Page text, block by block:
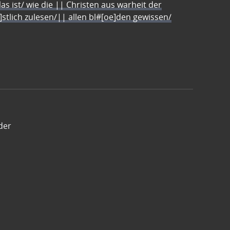
ist/ wie die || Christen aus warheit der
zulesen/|| allen bl#[oe]den gewissen/